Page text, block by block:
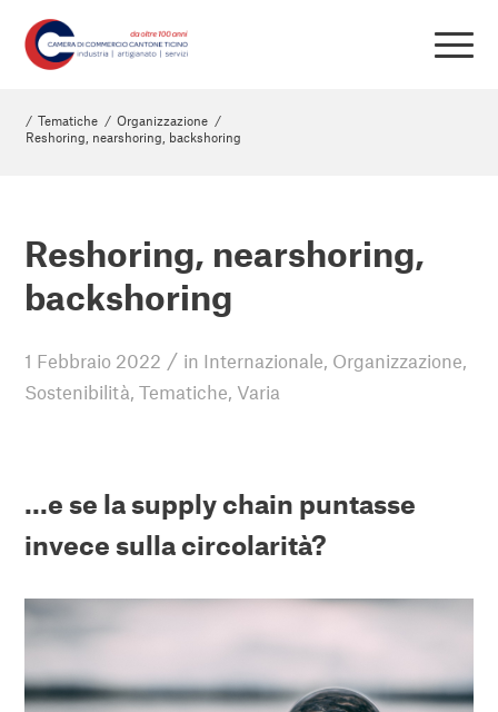
/ Tematiche / Organizzazione /
Reshoring, nearshoring, backshoring
Reshoring, nearshoring,
backshoring
1 Febbraio 2022 / in Internazionale, Organizzazione,
Sostenibilità,Tematiche, Varia
…e se la supply chain puntasse
invece sulla circolarità?